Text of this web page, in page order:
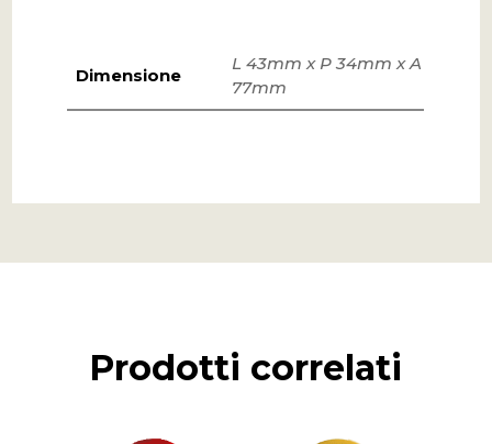
Dimensione
L 43mm x P 34mm x A
77mm
Prodotti correlati